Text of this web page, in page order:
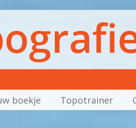
boekje Topotrainer